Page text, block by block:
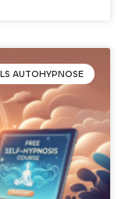
AUTOHYPNOSE